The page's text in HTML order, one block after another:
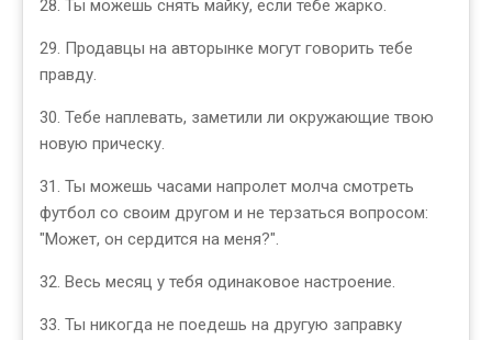
28. Ты можешь снять майку, если тебе жарко.
29. Продавцы на авторынке могут говорить тебе
правду.
30. Тебе наплевать, заметили ли окружающие твою
новую прическу.
31. Ты можешь часами напролет молча смотреть
футбол со своим другом и не терзаться вопросом:
"Может, он сердится на меня?".
32. Весь месяц у тебя одинаковое настроение.
33. Ты никогда не поедешь на другую заправку